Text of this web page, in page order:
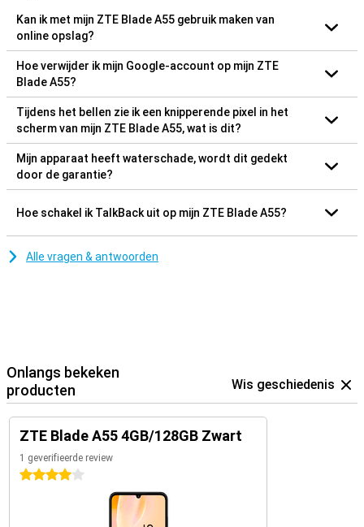
Kan ik met mijn ZTE Blade A55 gebruik maken van
online opslag?
Hoe verwijder ik mijn Google-account op mijn ZTE
Blade A55?
Tijdens het bellen zie ik een knipperende pixel in het
scherm van mijn ZTE Blade A55, wat is dit?
Mijn apparaat heeft waterschade, wordt dit gedekt
door de garantie?
Hoe schakel ik TalkBack uit op mijn ZTE Blade A55?
Alle vragen & antwoorden
Onlangs bekeken
producten
Wis geschiedenis
ZTE Blade A55 4GB/128GB Zwart
1 geverifieerde review
4 sterren